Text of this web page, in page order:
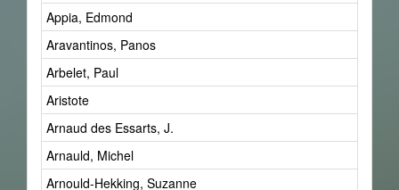
Appia, Edmond
Aravantinos, Panos
Arbelet, Paul
Aristote
Arnaud des Essarts, J.
Arnauld, Michel
Arnould-Hekking, Suzanne